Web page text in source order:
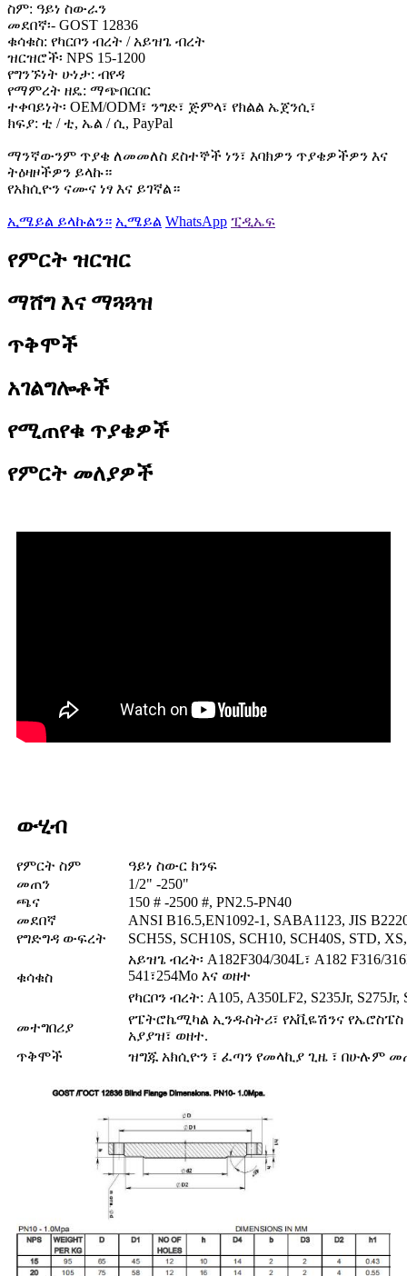
ስም: ዓይነ ስውራን
መደበኛ፡- GOST 12836
ቁሳቁስ: የካርቦን ብረት / አይዝጌ ብረት
ዝርዝሮች፡ NPS 15-1200
የግንኙነት ሁነታ: ብየዳ
የማምረት ዘዴ: ማጭበርበር
ተቀባይነት፡ OEM/ODM፣ ንግድ፣ ጅምላ፣ የክልል ኤጀንሲ፣
ክፍያ: ቲ / ቲ, ኤል / ሲ, PayPal
ማንኛውንም ጥያቄ ለመመለስ ደስተኞች ነን፣ እባክዎን ጥያቄዎችዎን እና
ትዕዛዞችዎን ይላኩ።
የአክሲዮን ናሙና ነፃ እና ይገኛል።
ኢሜይል ይላኩልን። ኢሜይል WhatsApp ፒዲኤፍ
የምርት ዝርዝር
ማሸግ እና ማጓጓዝ
ጥቅሞች
አገልግሎቶች
የሚጠየቁ ጥያቄዎች
የምርት መለያዎች
ውሂብ
የምርት ስም
ዓይነ ስውር ክንፍ
መጠን
1/2" -250"
ጫና
150 # -2500 #, PN2.5-PN40
መደበኛ
ANSI B16.5,EN1092-1, SABA1123, JIS
የግድግዳ ውፍረት
SCH5S, SCH10S, SCH10, SCH40S, STD,
ቁሳቁስ
አይዝጌ ብረት፡ A182F304/304L፣ A182 F316/
541፣254Mo እና ወዘተ
የካርቦን ብረት: A105, A350LF2, S235Jr, S275Jr,
መተግበሪያ
የፔትሮኬሚካል ኢንዱስትሪ፣ የአቪዬሽንና
አያያዝ፣ ወዘተ.
ጥቅሞች
ዝግጁ አክሲዮን ፣ ፈጣን የመላኪያ ጊዜ ፣ ​​በሁሉም